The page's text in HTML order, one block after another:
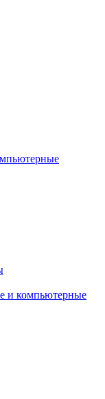
и компьютерные